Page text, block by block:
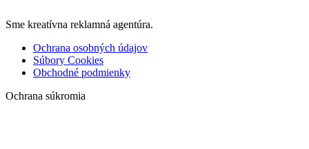
Sme kreatívna reklamná agentúra.
Ochrana osobných údajov
Súbory Cookies
Obchodné podmienky
Ochrana súkromia